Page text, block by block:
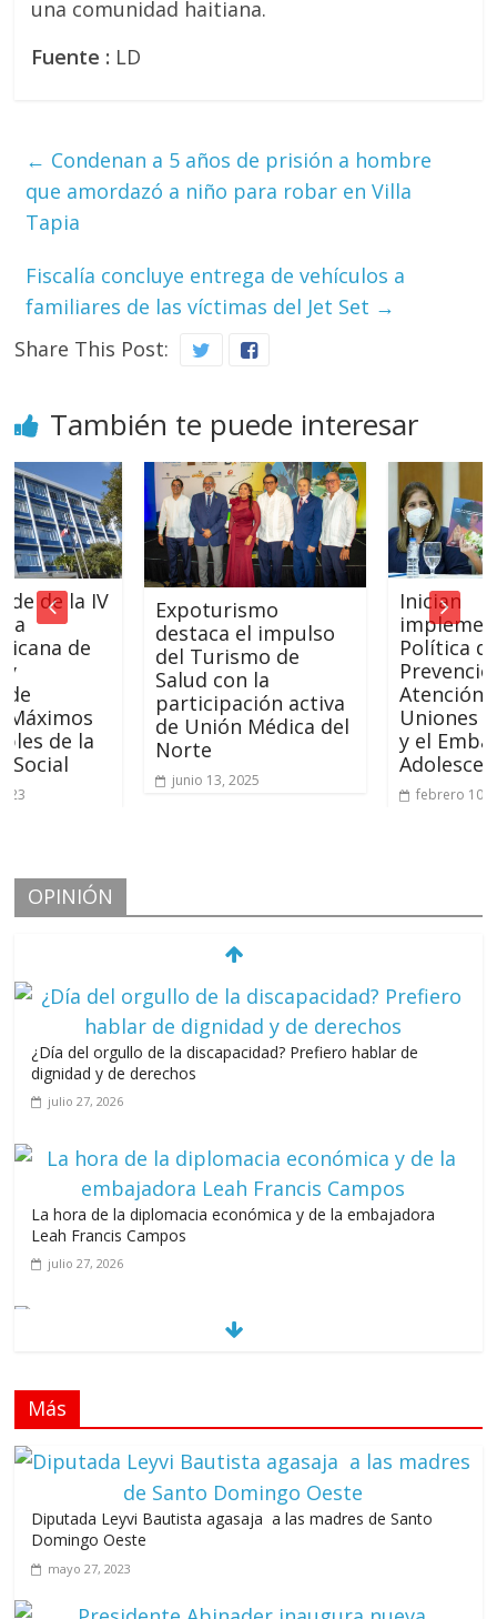
una comunidad haitiana.
Fuente : LD
← Condenan a 5 años de prisión a hombre
que amordazó a niño para robar en Villa
Tapia
Fiscalía concluye entrega de vehículos a
familiares de las víctimas del Jet Set →
Share This Post:
También te puede interesar
la IV
de
la
Expoturismo
destaca el impulso
del Turismo de
Salud con la
participación activa
de Unión Médica del
Norte
junio 13, 2025
Inician
Política de
Prevención y
Atención a las
Uniones
y el Embarazo
Adolescentes
febrero 10, 2022
OPINIÓN
¿Día del orgullo de la discapacidad? Prefiero hablar de
dignidad y de derechos
julio 27, 2026
La hora de la diplomacia económica y de la embajadora
Leah Francis Campos
julio 27, 2026
Llevar los Juegos XXV Juegos Centroamericanos
y del Caribe a las plazas y parques del país
junio 15, 2026
Más
Diputada Leyvi Bautista agasaja a las madres de Santo
Domingo Oeste
mayo 27, 2023